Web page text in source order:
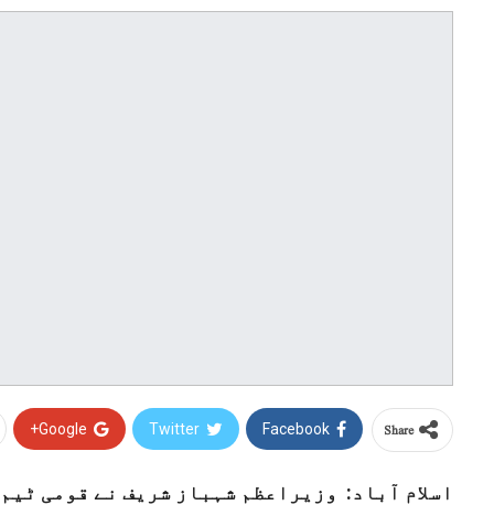
Share
Facebook
Twitter
Google+
اسلام آباد: وزیراعظم شہباز شریف نے قومی